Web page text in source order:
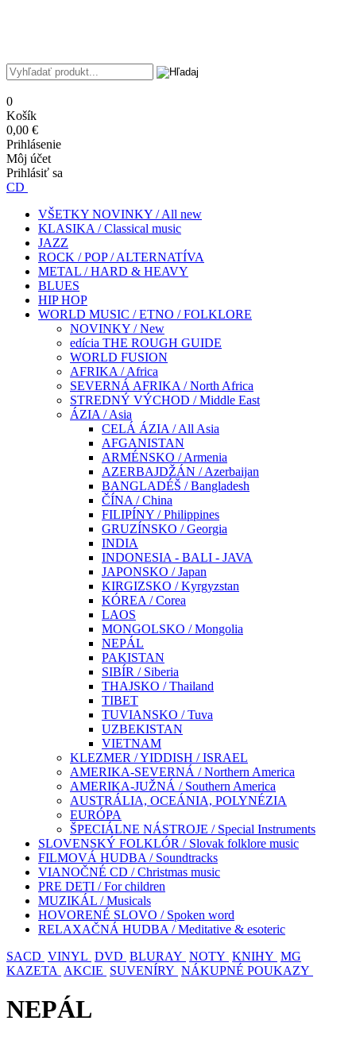
0
Košík
0,00 €
Prihlásenie
Môj účet
Prihlásiť sa
CD
VŠETKY NOVINKY / All new
KLASIKA / Classical music
JAZZ
ROCK / POP / ALTERNATÍVA
METAL / HARD & HEAVY
BLUES
HIP HOP
WORLD MUSIC / ETNO / FOLKLORE
NOVINKY / New
edícia THE ROUGH GUIDE
WORLD FUSION
AFRIKA / Africa
SEVERNÁ AFRIKA / North Africa
STREDNÝ VÝCHOD / Middle East
ÁZIA / Asia
CELÁ ÁZIA / All Asia
AFGANISTAN
ARMÉNSKO / Armenia
AZERBAJDŽÁN / Azerbaijan
BANGLADÉŠ / Bangladesh
ČÍNA / China
FILIPÍNY / Philippines
GRUZÍNSKO / Georgia
INDIA
INDONESIA - BALI - JAVA
JAPONSKO / Japan
KIRGIZSKO / Kyrgyzstan
KÓREA / Corea
LAOS
MONGOLSKO / Mongolia
NEPÁL
PAKISTAN
SIBÍR / Siberia
THAJSKO / Thailand
TIBET
TUVIANSKO / Tuva
UZBEKISTAN
VIETNAM
KLEZMER / YIDDISH / ISRAEL
AMERIKA-SEVERNÁ / Northern America
AMERIKA-JUŽNÁ / Southern America
AUSTRÁLIA, OCEÁNIA, POLYNÉZIA
EURÓPA
ŠPECIÁLNE NÁSTROJE / Special Instruments
SLOVENSKÝ FOLKLÓR / Slovak folklore music
FILMOVÁ HUDBA / Soundtracks
VIANOČNÉ CD / Christmas music
PRE DETI / For children
MUZIKÁL / Musicals
HOVORENÉ SLOVO / Spoken word
RELAXAČNÁ HUDBA / Meditative & esoteric
SACD VINYL DVD BLURAY NOTY KNIHY MG
KAZETA AKCIE SUVENÍRY NÁKUPNÉ POUKAZY
NEPÁL